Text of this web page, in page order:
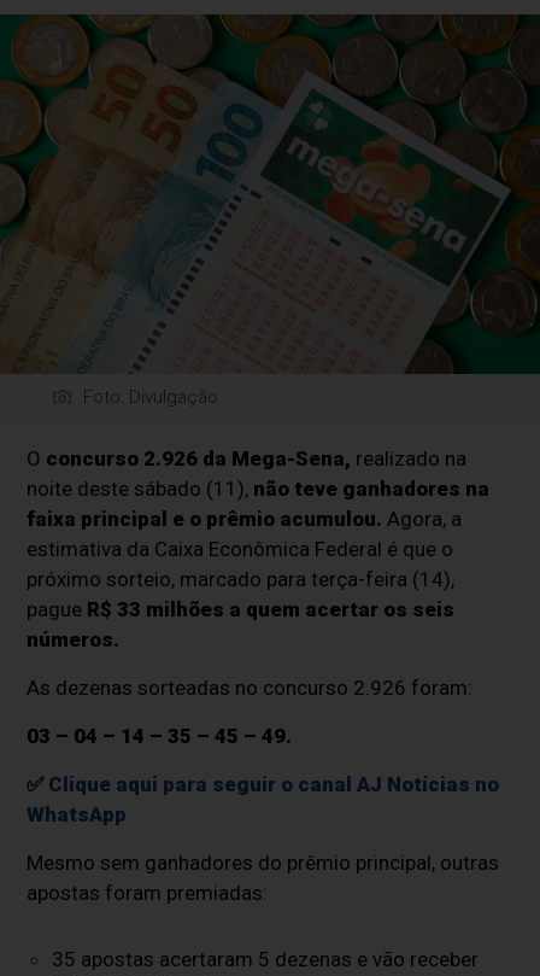
Foto: Divulgação
O concurso 2.926 da Mega-Sena, realizado na
noite deste sábado (11), não teve ganhadores na
faixa principal e o prêmio acumulou. Agora, a
estimativa da Caixa Econômica Federal é que o
próximo sorteio, marcado para terça-feira (14),
pague R$ 33 milhões a quem acertar os seis
números.
As dezenas sorteadas no concurso 2.926 foram:
03 – 04 – 14 – 35 – 45 – 49.
✅ Clique aqui para seguir o canal AJ Notícias no
WhatsApp
Mesmo sem ganhadores do prêmio principal, outras
apostas foram premiadas:
35 apostas acertaram 5 dezenas e vão receber